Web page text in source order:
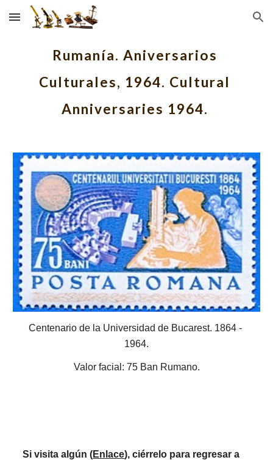
Skip to main content Skip to navigation
Rumanía. Aniversarios
Culturales, 1964. Cultural
Anniversaries 1964.
Centenario de la Universidad de Bucarest. 1864 -
1964.
Valor facial: 75 Ban Rumano.
Si visita algún (Enlace), ciérrelo para regresar a